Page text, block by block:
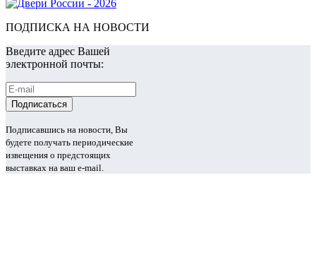
ПОДПИСКА НА НОВОСТИ
Введите адрес Вашей
электронной почты:
Подписавшись на новости, Вы
будете получать периодические
извещения о предстоящих
выставках на ваш e-mail.